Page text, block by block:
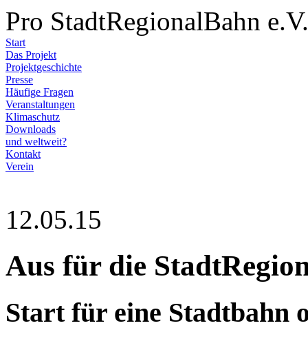
Pro StadtRegionalBahn e.V.
Start
Das Projekt
Projektgeschichte
Presse
Häufige Fragen
Veranstaltungen
Klimaschutz
Downloads
und weltweit?
Kontakt
Verein
12.05.15
Aus für die
Start für eine Stadtbahn